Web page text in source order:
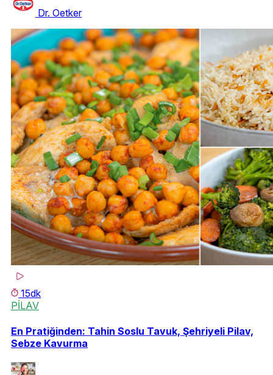
Dr. Oetker
15dk
PİLAV
En Pratiğinden: Tahin Soslu Tavuk, Şehriyeli Pilav,
Sebze Kavurma